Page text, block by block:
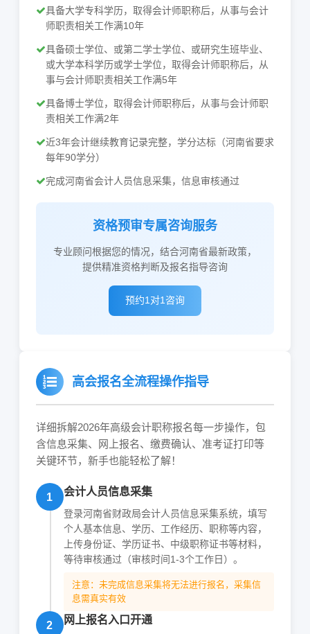
具备大学专科学历，取得会计师职称后，从事与会计
师职责相关工作满10年
具备硕士学位、或第二学士学位、或研究生班毕业、
或大学本科学历或学士学位，取得会计师职称后，从
事与会计师职责相关工作满5年
具备博士学位，取得会计师职称后，从事与会计师职
责相关工作满2年
近3年会计继续教育记录完整，学分达标（河南省要求
每年90学分）
完成河南省会计人员信息采集，信息审核通过
资格预审专属咨询服务
专业顾问根据您的情况，结合河南省最新政策，
提供精准资格判断及报名指导咨询
预约1对1咨询
高会报名全流程操作指导
详细拆解2026年高级会计职称报名每一步操作，包
含信息采集、网上报名、缴费确认、准考证打印等
关键环节，新手也能轻松了解！
1 会计人员信息采集
登录河南省财政局会计人员信息采集系统，填写
个人基本信息、学历、工作经历、职称等内容，
上传身份证、学历证书、中级职称证书等材料，
等待审核通过（审核时间1-3个工作日）。
注意：未完成信息采集将无法进行报名，采集信
息需真实有效
2 网上报名入口开通